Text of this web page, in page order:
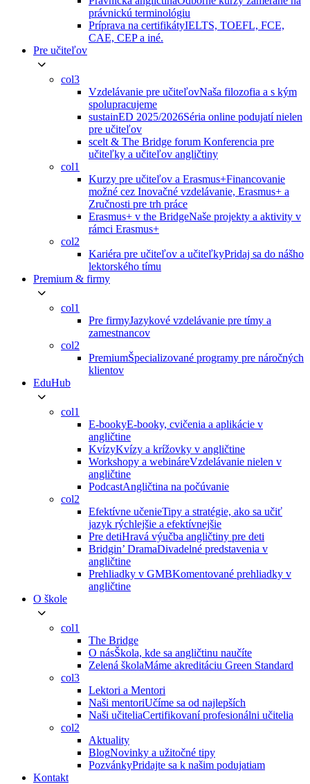
právnickú terminológiu
Príprava na certifikátyIELTS, TOEFL, FCE,
CAE, CEP a iné.
Pre učiteľov
col3
Vzdelávanie pre učiteľovNaša filozofia a s kým
spolupracujeme
sustainED 2025/2026Séria online podujatí nielen
pre učiteľov
scelt & The Bridge forum Konferencia pre
učiteľky a učiteľov angličtiny
col1
Kurzy pre učiteľov a Erasmus+Financovanie
možné cez Inovačné vzdelávanie, Erasmus+ a
Zručnosti pre trh práce
Erasmus+ v the BridgeNaše projekty a aktivity v
rámci Erasmus+
col2
Kariéra pre učiteľov a učiteľkyPridaj sa do nášho
lektorského tímu
Premium & firmy
col1
Pre firmyJazykové vzdelávanie pre tímy a
zamestnancov
col2
PremiumŠpecializované programy pre náročných
klientov
EduHub
col1
E-bookyE-booky, cvičenia a aplikácie v
angličtine
KvízyKvízy a krížovky v angličtine
Workshopy a webináreVzdelávanie nielen v
angličtine
PodcastAngličtina na počúvanie
col2
Efektívne učenieTipy a stratégie, ako sa učiť
jazyk rýchlejšie a efektívnejšie
Pre detiHravá výučba angličtiny pre deti
Bridgin’ DramaDivadelné predstavenia v
angličtine
Prehliadky v GMBKomentované prehliadky v
angličtine
O škole
col1
The Bridge
O násŠkola, kde sa angličtinu naučíte
Zelená školaMáme akreditáciu Green Standard
col3
Lektori a Mentori
Naši mentoriUčíme sa od najlepších
Naši učiteliaCertifikovaní profesionálni učitelia
col2
Aktuality
BlogNovinky a užitočné tipy
PozvánkyPridajte sa k našim podujatiam
Kontakt